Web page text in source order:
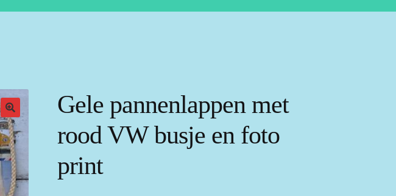
Gele pannenlappen met
rood VW busje en foto
print